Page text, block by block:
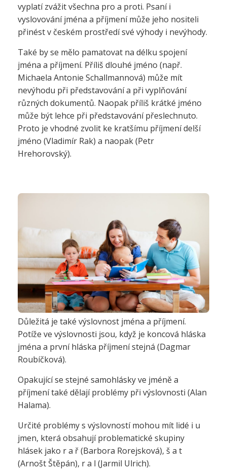
vyplatí zvážit všechna pro a proti. Psaní i
vyslovování jména a příjmení může jeho nositeli
přinést v českém prostředí své výhody i nevýhody.
Také by se mělo pamatovat na délku spojení
jména a příjmení. Příliš dlouhé jméno (např.
Michaela Antonie Schallmannová) může mít
nevýhodu při představování a při vyplňování
různých dokumentů. Naopak příliš krátké jméno
může být lehce při představování přeslechnuto.
Proto je vhodné zvolit ke kratšímu příjmení delší
jméno (Vladimír Rak) a naopak (Petr
Hrehorovský).
Důležitá je také výslovnost jména a příjmení.
Potíže ve výslovnosti jsou, když je koncová hláska
jména a první hláska příjmení stejná (Dagmar
Roubíčková).
Opakující se stejné samohlásky ve jméně a
příjmení také dělají problémy při výslovnosti (Alan
Halama).
Určité problémy s výslovností mohou mít lidé i u
jmen, která obsahují problematické skupiny
hlásek jako r a ř (Barbora Rorejsková), š a t
(Arnošt Štěpán), r a l (Jarmil Ulrich).